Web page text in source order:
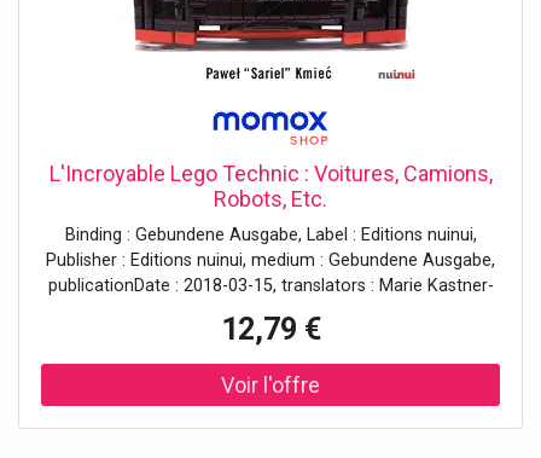
L'Incroyable Lego Technic : Voitures, Camions,
Robots, Etc.
Binding : Gebundene Ausgabe, Label : Editions nuinui,
Publisher : Editions nuinui, medium : Gebundene Ausgabe,
publicationDate : 2018-03-15, translators : Marie Kastner-
Uomini, ISBN : 288935685X
12,79 €